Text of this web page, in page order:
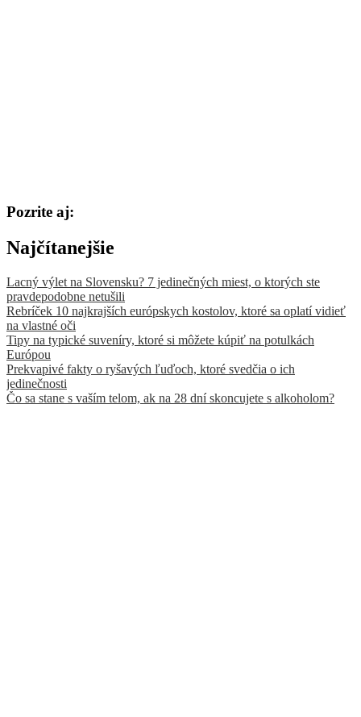
Pozrite aj:
Najčítanejšie
Lacný výlet na Slovensku? 7 jedinečných miest, o ktorých ste
pravdepodobne netušili
Rebríček 10 najkrajších európskych kostolov, ktoré sa oplatí vidieť
na vlastné oči
Tipy na typické suveníry, ktoré si môžete kúpiť na potulkách
Európou
Prekvapivé fakty o ryšavých ľuďoch, ktoré svedčia o ich
jedinečnosti
Čo sa stane s vaším telom, ak na 28 dní skoncujete s alkoholom?